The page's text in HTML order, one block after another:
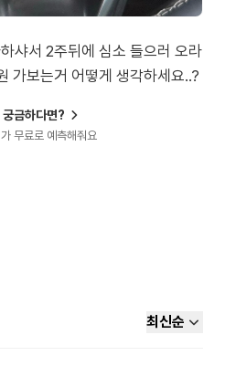
샤서 2주뒤에 심소 들으러 오라
가보는거 어떻게 생각하세요..?
금하다면?
무료로 예측해줘요
최신순